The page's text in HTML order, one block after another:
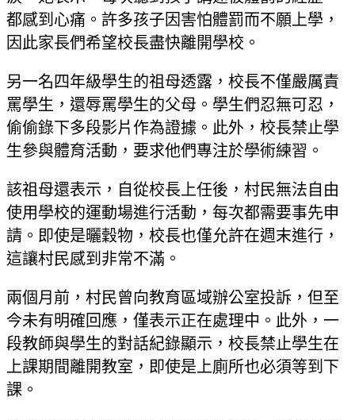
都感到心痛。許多孩子因害怕體罰而不願上學，
因此家長們希望校長盡快離開學校。
另一名四年級學生的祖母透露，校長不僅嚴厲責
罵學生，還辱罵學生的父母。學生們忍無可忍，
偷偷錄下多段影片作為證據。此外，校長禁止學
生參與體育活動，要求他們專注於學術練習。
該祖母還表示，自從校長上任後，村民無法自由
使用學校的運動場進行活動，每次都需要事先申
請。即使是曬穀物，校長也僅允許在週末進行，
這讓村民感到非常不滿。
兩個月前，村民曾向教育區域辦公室投訴，但至
今未有明確回應，僅表示正在處理中。此外，一
段教師與學生的對話紀錄顯示，校長禁止學生在
上課期間離開教室，即使是上廁所也必須等到下
課。